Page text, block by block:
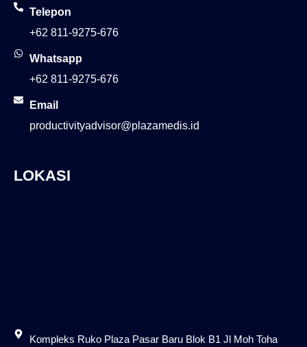
Telepon
+62 811-9275-676
Whatsapp
+62 811-9275-676
Email
productivityadvisor@plazamedis.id
LOKASI
Kompleks Ruko Plaza Pasar Baru Blok B1 Jl Moh Toha